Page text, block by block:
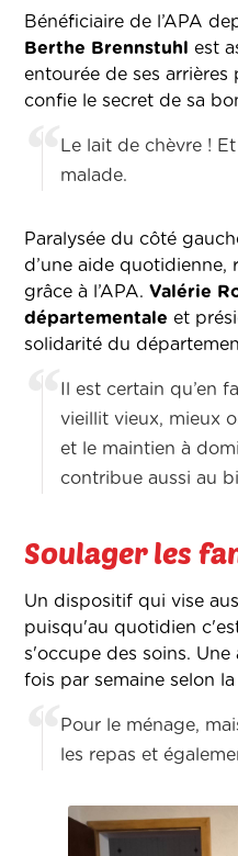
Bénéficiaire de l’APA
Berthe Brennstuhl est
entourée de ses
confie le secret de sa
Le lait de chèvre !
malade.
Paralysée du côté
d’une aide quotidienne,
grâce à l’APA.Valérie
départementale et
solidarité du
Il est certain qu’en
vieillit vieux, mieux
et le maintien à
contribue aussi au
Soulager les
Un dispositif qui vise
puisqu'au quotidien
s'occupe des soins.
fois par semaine selon la
Pour le ménage,
les repas et